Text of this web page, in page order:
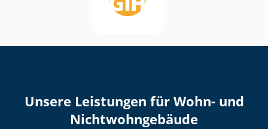
Unsere Leistungen für Wohn- und
Nicht­wohn­ge­bäu­de